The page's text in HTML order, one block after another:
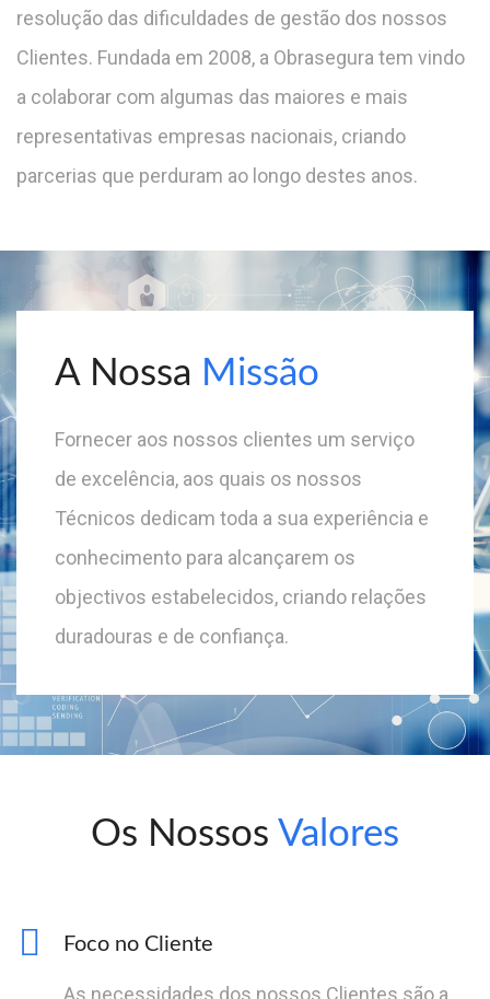
resolução das dificuldades de gestão dos nossos
Clientes. Fundada em 2008, a Obrasegura tem vindo
a colaborar com algumas das maiores e mais
representativas empresas nacionais, criando
parcerias que perduram ao longo destes anos.
A Nossa Missão
Fornecer aos nossos clientes um serviço
de excelência, aos quais os nossos
Técnicos dedicam toda a sua experiência e
conhecimento para alcançarem os
objectivos estabelecidos, criando relações
duradouras e de confiança.
Os Nossos Valores
Foco no Cliente
As necessidades dos nossos Clientes são a